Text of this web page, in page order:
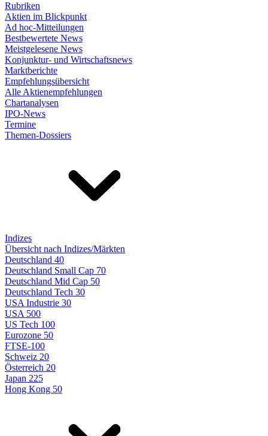
Rubriken
Aktien im Blickpunkt
Ad hoc-Mitteilungen
Bestbewertete News
Meistgelesene News
Konjunktur- und Wirtschaftsnews
Marktberichte
Empfehlungsübersicht
Alle Aktienempfehlungen
Chartanalysen
IPO-News
Termine
Themen-Dossiers
Indizes
Übersicht nach Indizes/Märkten
Deutschland 40
Deutschland Small Cap 70
Deutschland Mid Cap 50
Deutschland Tech 30
USA Industrie 30
USA 500
US Tech 100
Eurozone 50
FTSE-100
Schweiz 20
Österreich 20
Japan 225
Hong Kong 50